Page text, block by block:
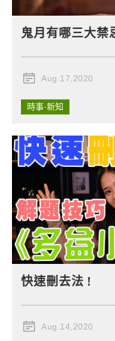
時事·新知
鬼月有哪三大禁
Aug.17,2020
快速刪去法 !
Aug.14,2020